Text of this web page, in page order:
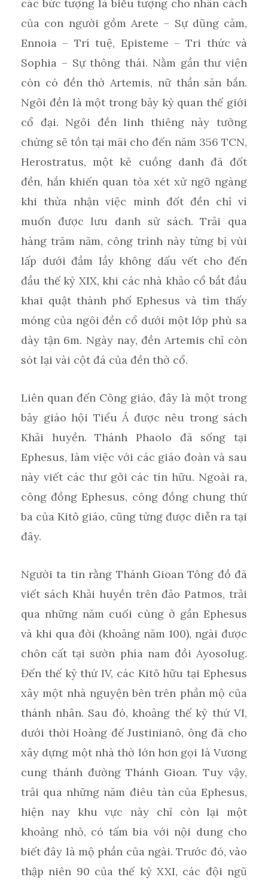
các bức tượng là biểu tượng cho nhân cách
của con người gồm Arete – Sự dũng cảm,
Ennoia – Trí tuệ, Episteme – Tri thức và
Sophia – Sự thông thái. Nằm gần thư viện
còn có đền thờ Artemis, nữ thần săn bắn.
Ngôi đền là một trong bảy kỳ quan thế giới
cổ đại. Ngôi đền linh thiêng này tưởng
chừng sẽ tồn tại mãi cho đến năm 356 TCN,
Herostratus, một kẻ cuồng danh đã đốt
đền, hắn khiến quan tòa xét xử ngỡ ngàng
khi thừa nhận việc mình đốt đền chỉ vì
muốn được lưu danh sử sách. Trải qua
hàng trăm năm, công trình này từng bị vùi
lấp dưới đầm lầy không dấu vết cho đến
đầu thế kỷ XIX, khi các nhà khảo cổ bắt đầu
khai quật thành phố Ephesus và tìm thấy
móng của ngôi đền cổ dưới một lớp phù sa
dày tận 6m. Ngày nay, đền Artemis chỉ còn
sót lại vài cột đá của đền thờ cổ.
Liên quan đến Công giáo, đây là một trong
bảy giáo hội Tiểu Á được nêu trong sách
Khải huyền. Thánh Phaolo đã sống tại
Ephesus, làm việc với các giáo đoàn và sau
này viết các thư gởi các tín hữu. Ngoài ra,
công đồng Ephesus, công đồng chung thứ
ba của Kitô giáo, cũng từng được diễn ra tại
đây.
Người ta tin rằng Thánh Gioan Tông đồ đã
viết sách Khải huyền trên đảo Patmos, trải
qua những năm cuối cùng ở gần Ephesus
và khi qua đời (khoảng năm 100), ngài được
chôn cất tại sườn phía nam đồi Ayosolug.
Đến thế kỷ thứ IV, các Kitô hữu tại Ephesus
xây một nhà nguyện bên trên phần mộ của
thánh nhân. Sau đó, khoảng thế kỷ thứ VI,
dưới thời Hoàng đế Justinianô, ông đã cho
xây dựng một nhà thờ lớn hơn gọi là Vương
cung thánh đường Thánh Gioan. Tuy vậy,
trải qua những năm điêu tàn của Ephesus,
hiện nay khu vực này chỉ còn lại một
khoảng nhỏ, có tấm bia với nội dung cho
biết đây là mộ phần của ngài. Trước đó, vào
thập niên 90 của thế kỷ XXI, các đội ngũ